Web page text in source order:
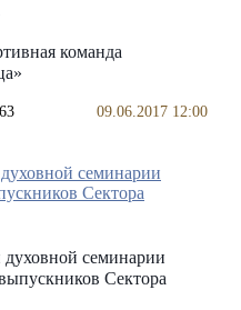
команда
63 09.06.2017 12:00
духовной семинарии
Сектора